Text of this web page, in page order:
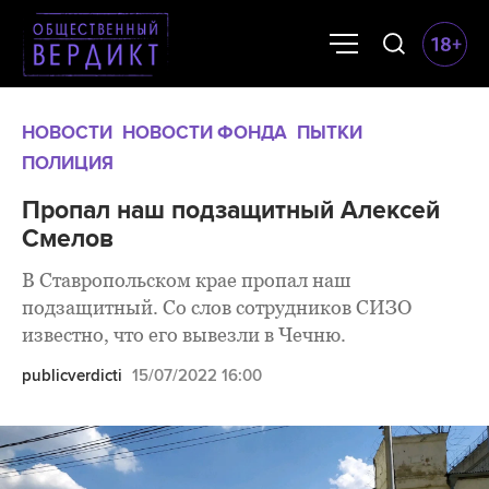
НОВОСТИ НОВОСТИ ФОНДА ПЫТКИ
ПОЛИЦИЯ
Пропал наш подзащитный Алексей
Смелов
publicverdicti 15/07/2022 16:00
В Ставропольском крае пропал наш
подзащитный. Со слов сотрудников СИЗО
известно, что его вывезли в Чечню.